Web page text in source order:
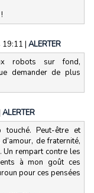
| ALERTER
robots sur fond,
demander de plus
ALERTER
touché. Peut-être et
de fraternité,
Un rempart contre les
à mon goût ces
pour ces pensées